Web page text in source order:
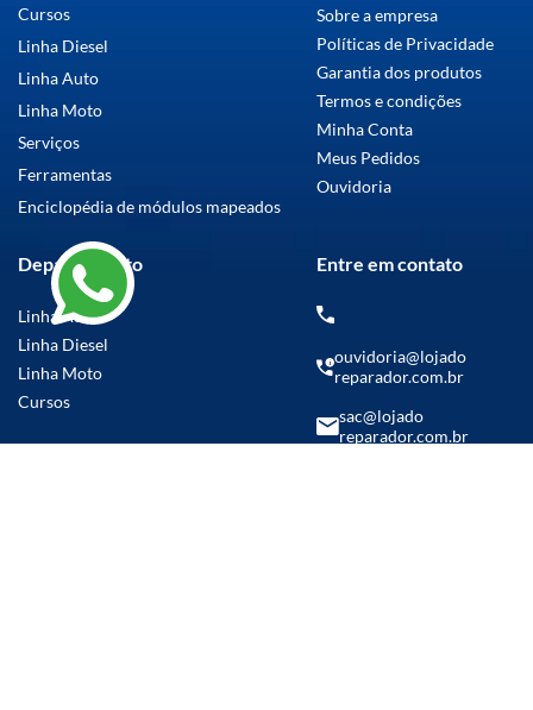
Cursos
Linha Diesel
Linha Auto
Linha Moto
Serviços
Ferramentas
Enciclopédia de módulos mapeados
Sobre a empresa
Políticas de Privacidade
Garantia dos produtos
Termos e condições
Minha Conta
Meus Pedidos
Ouvidoria
Departamento
Linha Auto
Linha Diesel
Linha Moto
Cursos
Entre em contato
ouvidoria@lojado
reparador.com.br
sac@lojado
reparador.com.br